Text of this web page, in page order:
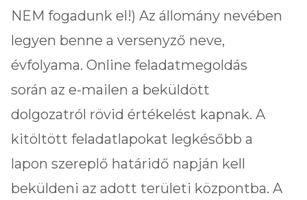
NEM fogadunk el!) Az állomány nevében
legyen benne a versenyző neve,
évfolyama. Online feladatmegoldás
során az e-mailen a beküldött
dolgozatról rövid értékelést kapnak. A
kitöltött feladatlapokat legkésőbb a
lapon szereplő határidő napján kell
beküldeni az adott területi központba. A